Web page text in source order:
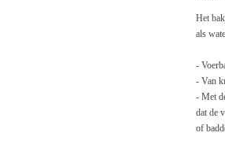
Het
als
-
- Van
- Met
dat de
of